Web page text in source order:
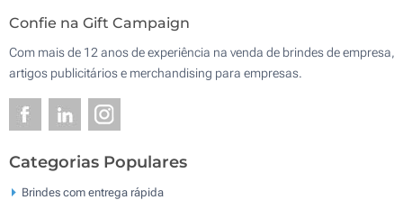
Confie na Gift Campaign
Com mais de 12 anos de experiência na venda de brindes de empresa,
artigos publicitários e merchandising para empresas.
Categorias Populares
Brindes com entrega rápida